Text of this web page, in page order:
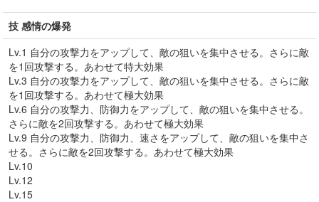
技 感情の爆発
Lv.1 自分の攻撃力をアップして、敵の狙いを集中させる。さらに敵
を1回攻撃する。あわせて特大効果
Lv.3 自分の攻撃力をアップして、敵の狙いを集中させる。さらに敵
を1回攻撃する。あわせて極大効果
Lv.6 自分の攻撃力、防御力をアップして、敵の狙いを集中させる。
さらに敵を2回攻撃する。あわせて極大効果
Lv.9 自分の攻撃力、防御力、速さをアップして、敵の狙いを集中さ
せる。さらに敵を2回攻撃する。あわせて極大効果
Lv.10
Lv.12
Lv.15